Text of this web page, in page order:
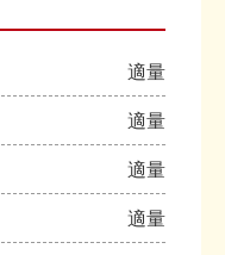
適量
適量
適量
適量